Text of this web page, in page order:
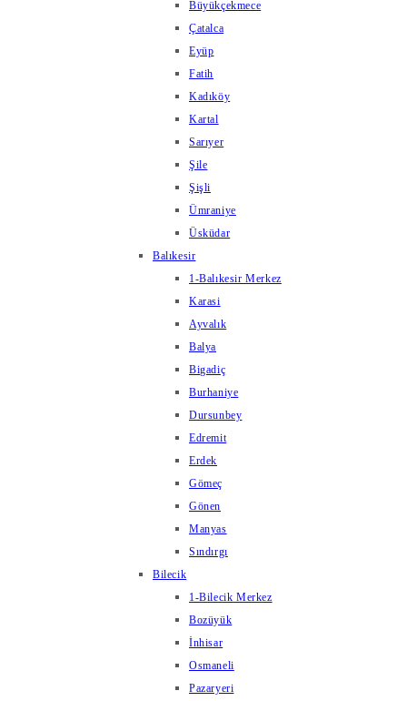
Büyükçekmece
Çatalca
Eyüp
Fatih
Kadıköy
Kartal
Sarıyer
Şile
Şişli
Ümraniye
Üsküdar
Balıkesir
1-Balıkesir Merkez
Karasi
Ayvalık
Balya
Bigadiç
Burhaniye
Dursunbey
Edremit
Erdek
Gömeç
Gönen
Manyas
Sındırgı
Bilecik
1-Bilecik Merkez
Bozüyük
İnhisar
Osmaneli
Pazaryeri